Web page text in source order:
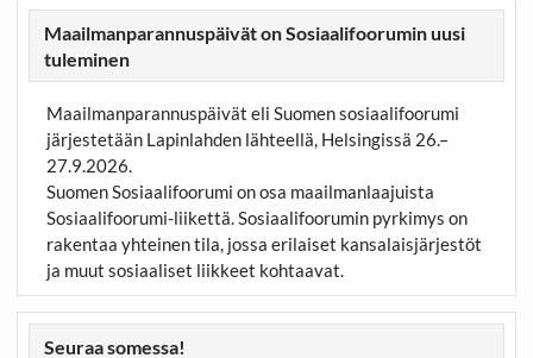
Maailmanparannuspäivät on Sosiaalifoorumin uusi
tuleminen
Maailmanparannuspäivät eli Suomen sosiaalifoorumi
järjestetään Lapinlahden lähteellä, Helsingissä 26.–
27.9.2026.
Suomen Sosiaalifoorumi on osa maailmanlaajuista
Sosiaalifoorumi-liikettä. Sosiaalifoorumin pyrkimys on
rakentaa yhteinen tila, jossa erilaiset kansalaisjärjestöt
ja muut sosiaaliset liikkeet kohtaavat.
Seuraa somessa!